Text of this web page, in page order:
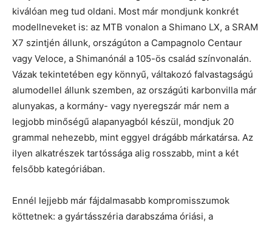
kiválóan meg tud oldani. Most már mondjunk konkrét
modellneveket is: az MTB vonalon a Shimano LX, a SRAM
X7 szintjén állunk, országúton a Campagnolo Centaur
vagy Veloce, a Shimanónál a 105-ös család színvonalán.
Vázak tekintetében egy könnyű, váltakozó falvastagságú
alumodellel állunk szemben, az országúti karbonvilla már
alunyakas, a kormány- vagy nyeregszár már nem a
legjobb minőségű alapanyagból készül, mondjuk 20
grammal nehezebb, mint eggyel drágább márkatársa. Az
ilyen alkatrészek tartóssága alig rosszabb, mint a két
felsőbb kategóriában.
Ennél lejjebb már fájdalmasabb kompromisszumok
köttetnek: a gyártásszéria darabszáma óriási, a